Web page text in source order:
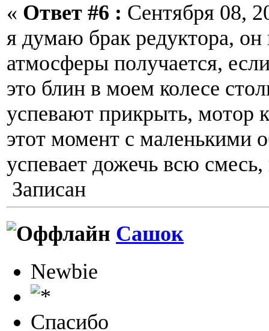
« Ответ #6 : Сентября 08,
я думаю брак редуктора, он
атмосферы получается,
это блин в моем колесе
успевают прикрыть, мотор
этот момент с маленькими
успевает дожечь всю
Записан
Сашок
Newbie
Спасибо